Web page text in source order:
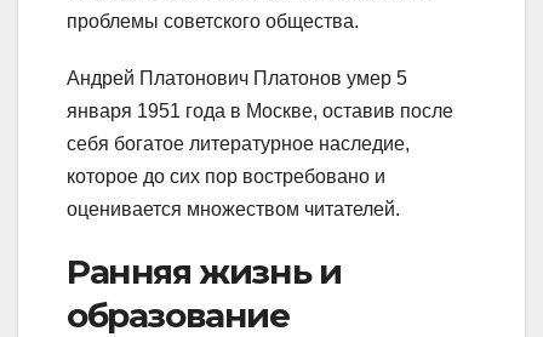
проблемы советского общества.
Андрей Платонович Платонов умер 5
января 1951 года в Москве, оставив после
себя богатое литературное наследие,
которое до сих пор востребовано и
оценивается множеством читателей.
Ранняя жизнь и
образование